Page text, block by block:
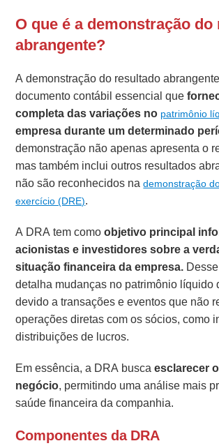
O que é a demonstração
abrangente?
A demonstração do resultado
documento contábil essencial que
completa das variações no patrimônio
empresa durante um determinado
demonstração não apenas apresenta o
mas também inclui outros resultados
não são reconhecidos nademonstração
exercício (DRE).
A DRA tem comoobjetivo principal
acionistas e investidores sobre a
situação financeira da empresa.
detalha mudanças no patrimônio líquido
devido a transações e eventos que não
operações diretas com os sócios, como
distribuições de lucros.
Em essência, a DRA buscaesclarecer o
negócio, permitindo uma análise mais
saúde financeira da companhia.
Componentes da DRA